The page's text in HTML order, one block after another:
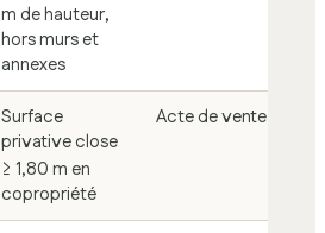
m de hauteur,
hors murs et
annexes
Surface
privative close
≥ 1,80 m en
copropriété
Acte de vente